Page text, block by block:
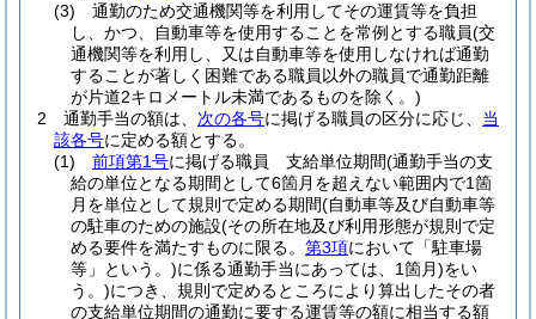
(3)
通勤のため交通機関等を利用してその運賃等を負担
し、かつ、自動車等を使用することを常例とする職員(交
通機関等を利用し、又は自動車等を使用しなければ通勤
することが著しく困難である職員以外の職員で通勤距離
が片道2キロメートル未満であるものを除く。)
2
通勤手当の額は、 次の各号に掲げる職員の区分に応じ、 当
該各号に定める額とする。
(1)
前項第1号に掲げる職員 支給単位期間(通勤手当の支
給の単位となる期間として6箇月を超えない範囲内で1箇
月を単位として規則で定める期間(自動車等及び自動車等
の駐車のための施設(その所在地及び利用形態が規則で定
める要件を満たすものに限る。 第3項において「駐車場
等」という。)に係る通勤手当にあっては、1箇月)をい
う。)につき、規則で定めるところにより算出したその者
の支給単位期間の通勤に要する運賃等の額に相当する額